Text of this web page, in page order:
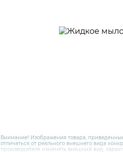
Внимание! Изображения товара,
отличаться от реального внешнего вида
производителя изменять внешний вид,